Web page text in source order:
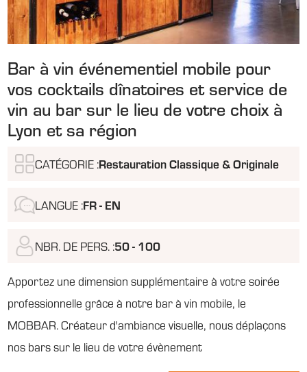
Bar à vin événementiel mobile pour
vos cocktails dînatoires et service de
vin au bar sur le lieu de votre choix à
Lyon et sa région
CATÉGORIE :Restauration Classique & Originale
LANGUE :FR - EN
NBR. DE PERS. :50 - 100
Apportez une dimension supplémentaire à votre soirée
professionnelle grâce à notre bar à vin mobile, le
MOBBAR. Créateur d'ambiance visuelle, nous déplaçons
nos bars sur le lieu de votre évènement